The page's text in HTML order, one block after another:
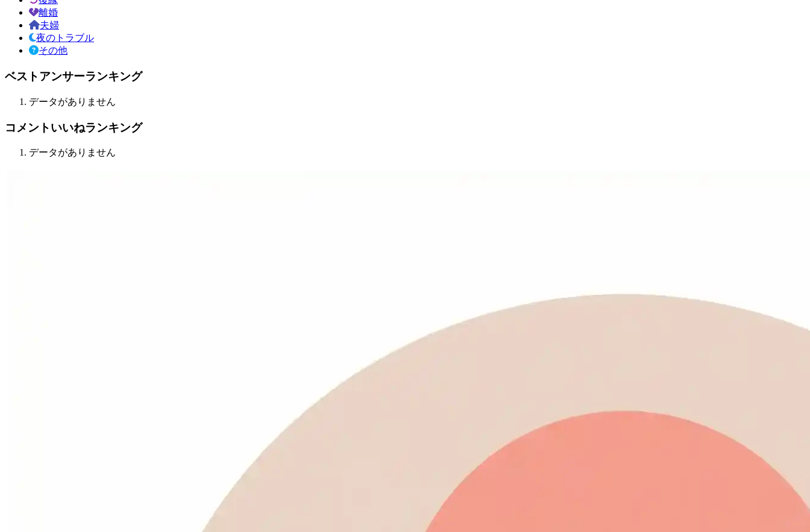
離婚
夫婦
夜のトラブル
その他
ベストアンサーランキング
データがありません
コメントいいねランキング
データがありません